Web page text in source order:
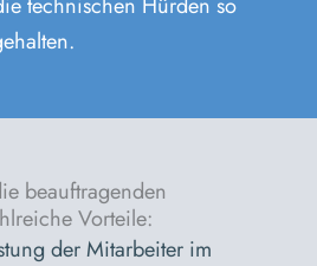
beauftragenden
Vorteile:
der Mitarbeiter im